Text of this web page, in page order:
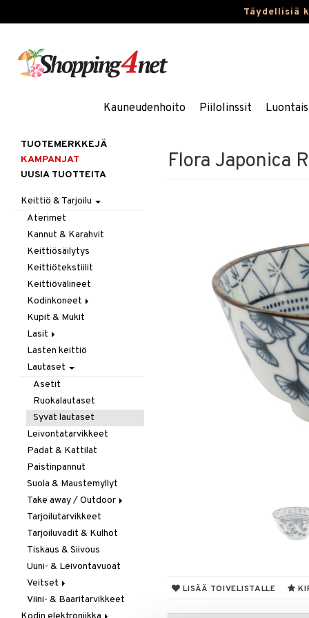
Täydellisiä
Kauneudenhoito Piilolinssit
Flora Japonica
LISÄÄ TOIVELISTALLE
TUOTEMERKKEJÄ
KAMPANJAT
UUSIA TUOTTEITA
Keittiö & Tarjoilu
Aterimet
Kannut & Karahvit
Keittiösäilytys
Keittiötekstiilit
Keittiövälineet
Kodinkoneet
Kahvi, Tee & Espresso
Leivänpaahtimet
Mixerit &
Sähkövatkaimet
Muut koneet
Vedenkeittimet
Kupit & Mukit
Lasit
Juoma- & Cocktailasit
Juomalasit
Olutlasit
Shamppanjalasit
Snapsi- & Aveclasit
Viinilasit
Whiskey- & Konjakkilasit
Lasten keittiö
Lautaset
Asetit
Ruokalautaset
Syvät lautaset
Leivontatarvikkeet
Padat & Kattilat
Paistinpannut
Suola & Maustemyllyt
Take away / Outdoor
Eväslaatikot
Pullot
Termoskannut
Termosmukit
Tarjoilutarvikkeet
Tarjoiluvadit & Kulhot
Tiskaus & Siivous
Uuni- & Leivontavuoat
Veitset
Erityisveitset
Viini- & Baaritarvikkeet